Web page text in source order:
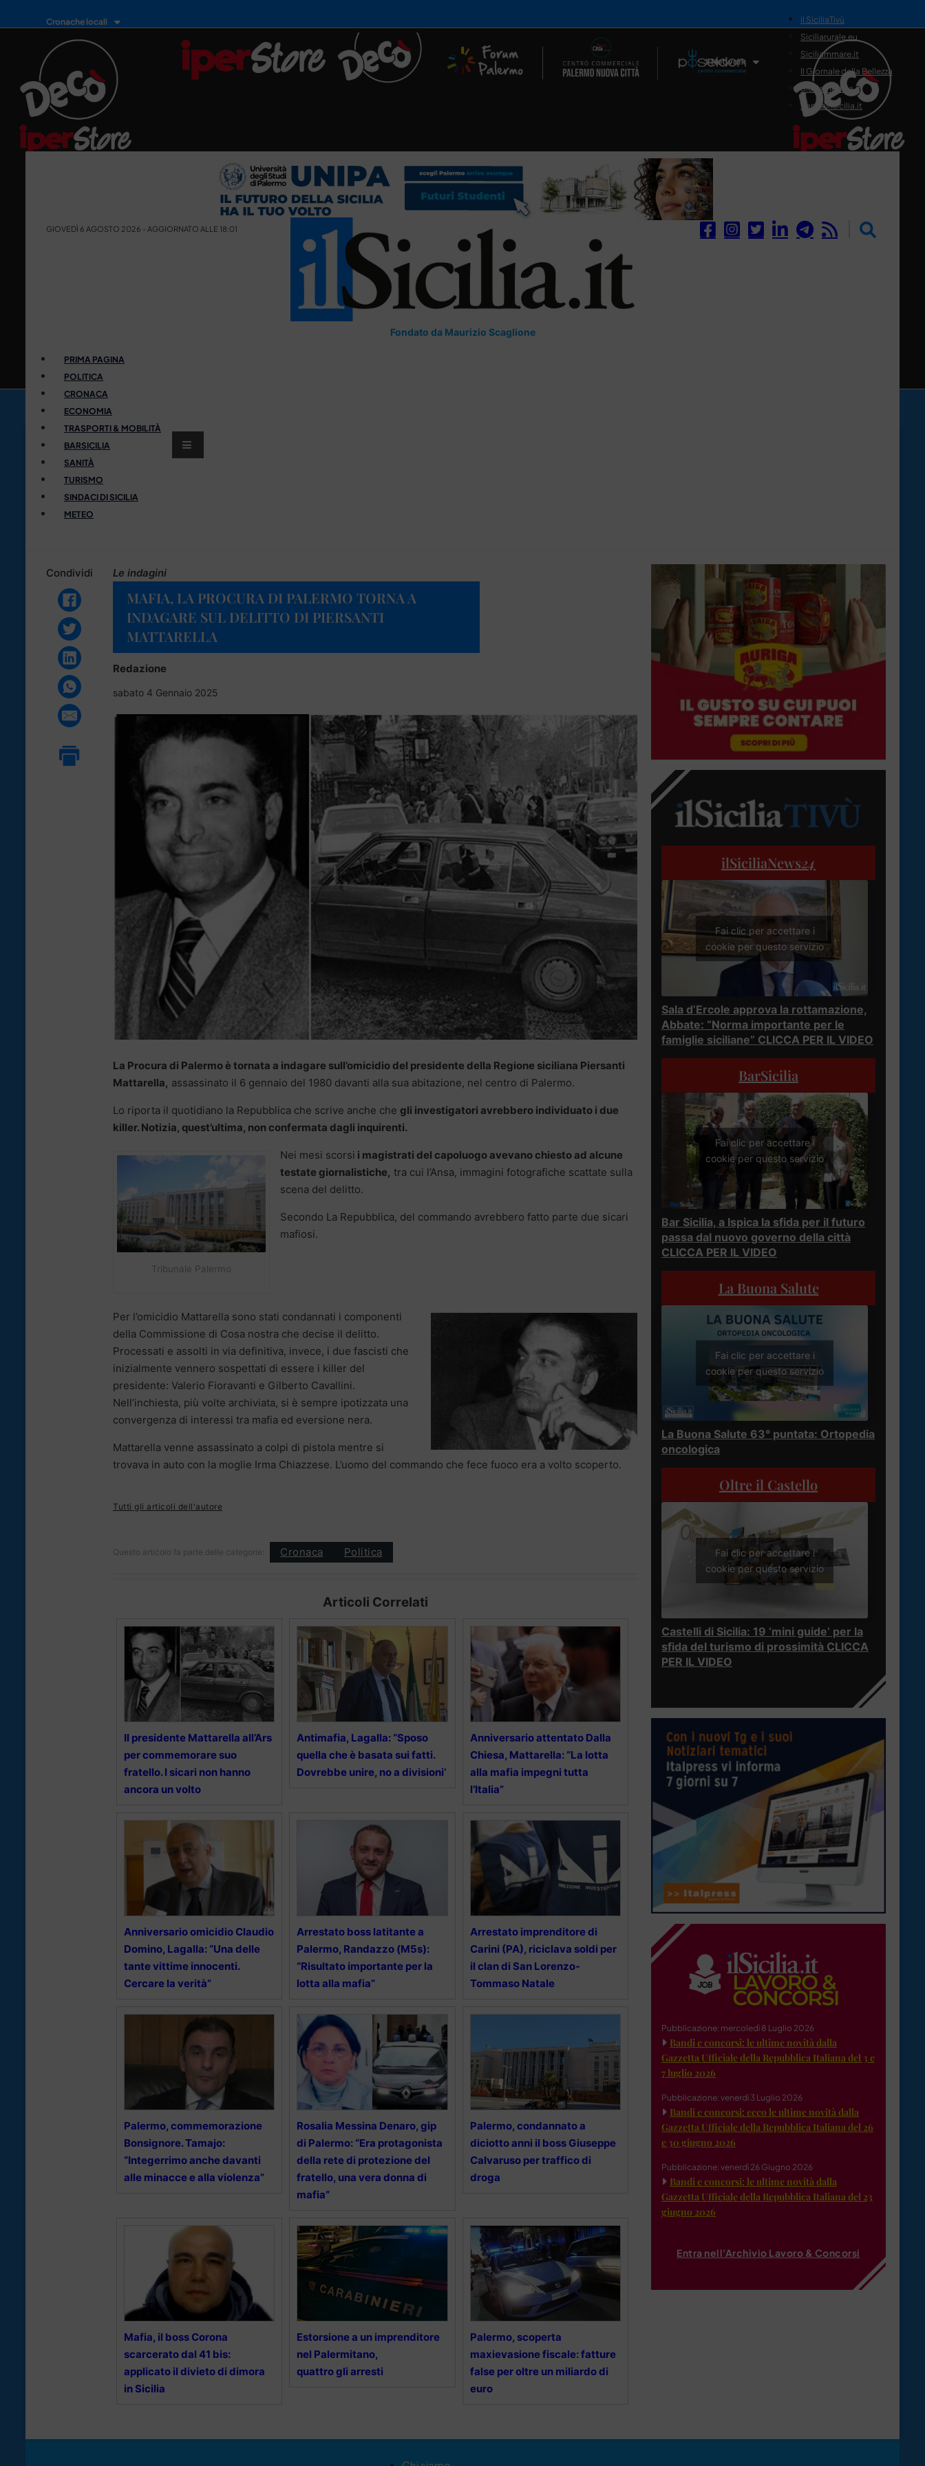
Cronache locali
Il Network
il SiciliaTivù
Siciliarurale.eu
Siciliammare.it
Il Giornale della Bellezza
Siciliamedica.it
Sanitainsicilia.it
GIOVEDÌ 6 AGOSTO 2026 - AGGIORNATO ALLE 18:01
Fondato da Maurizio Scaglione
PRIMA PAGINA
POLITICA
CRONACA
ECONOMIA
TRASPORTI & MOBILITÀ
BARSICILIA
SANITÀ
TURISMO
SINDACI DI SICILIA
METEO
Condividi Le indagini
MAFIA, LA PROCURA DI PALERMO TORNA A
INDAGARE SUL DELITTO DI PIERSANTI
MATTARELLA
Redazione
sabato 4 Gennaio 2025
La Procura di Palermo è tornata a indagare sull’omicidio del presidente della Regione siciliana Piersanti
Mattarella, assassinato il 6 gennaio del 1980 davanti alla sua abitazione, nel centro di Palermo.
Lo riporta il quotidiano la Repubblica che scrive anche che gli investigatori avrebbero individuato i due
killer. Notizia, quest’ultima, non confermata dagli inquirenti.
Tribunale Palermo
Nei mesi scorsi i magistrati del capoluogo avevano chiesto ad alcune
testate giornalistiche, tra cui l’Ansa, immagini fotografiche scattate sulla
scena del delitto.
Secondo La Repubblica, del commando avrebbero fatto parte due sicari
mafiosi.
Per l’omicidio Mattarella sono stati condannati i componenti
della Commissione di Cosa nostra che decise il delitto.
Processati e assolti in via definitiva, invece, i due fascisti che
inizialmente vennero sospettati di essere i killer del
presidente: Valerio Fioravanti e Gilberto Cavallini.
Nell’inchiesta, più volte archiviata, si è sempre ipotizzata una
convergenza di interessi tra mafia ed eversione nera.
Mattarella venne assassinato a colpi di pistola mentre si
trovava in auto con la moglie Irma Chiazzese. L’uomo del commando che fece fuoco era a volto scoperto.
Tutti gli articoli dell'autore
Questo articolo fa parte delle categorie: Cronaca Politica
Articoli Correlati
Il presidente Mattarella all’Ars
per commemorare suo
fratello. I sicari non hanno
ancora un volto
Antimafia, Lagalla: “Sposo
quella che è basata sui fatti.
Dovrebbe unire, no a divisioni’
Anniversario attentato Dalla
Chiesa, Mattarella: “La lotta
alla mafia impegni tutta
l’Italia”
Anniversario omicidio Claudio
Domino, Lagalla: “Una delle
tante vittime innocenti.
Cercare la verità”
Arrestato boss latitante a
Palermo, Randazzo (M5s):
“Risultato importante per la
lotta alla mafia”
Arrestato imprenditore di
Carini (PA), riciclava soldi per
il clan di San Lorenzo-
Tommaso Natale
Palermo, commemorazione
Bonsignore. Tamajo:
“Integerrimo anche davanti
alle minacce e alla violenza”
Rosalia Messina Denaro, gip
di Palermo: “Era protagonista
della rete di protezione del
fratello, una vera donna di
mafia”
Palermo, condannato a
diciotto anni il boss Giuseppe
Calvaruso per traffico di
droga
Mafia, il boss Corona
scarcerato dal 41 bis:
applicato il divieto di dimora
in Sicilia
Estorsione a un imprenditore
nel Palermitano,
quattro gli arresti
Palermo, scoperta
maxievasione fiscale: fatture
false per oltre un miliardo di
euro
ilSiciliaNews24
Fai clic per accettare i
cookie per questo servizio
Sala d’Ercole approva la rottamazione,
Abbate: “Norma importante per le
famiglie siciliane” CLICCA PER IL VIDEO
BarSicilia
Fai clic per accettare i
cookie per questo servizio
Bar Sicilia, a Ispica la sfida per il futuro
passa dal nuovo governo della città
CLICCA PER IL VIDEO
La Buona Salute
Fai clic per accettare i
cookie per questo servizio
La Buona Salute 63° puntata: Ortopedia
oncologica
Oltre il Castello
Fai clic per accettare i
cookie per questo servizio
Castelli di Sicilia: 19 ‘mini guide’ per la
sfida del turismo di prossimità CLICCA
PER IL VIDEO
Pubblicazione: mercoledì 8 Luglio 2026
Bandi e concorsi: le ultime novità dalla
Gazzetta Ufficiale della Repubblica Italiana del 3 e
7 luglio 2026
Pubblicazione: venerdì 3 Luglio 2026
Bandi e concorsi: ecco le ultime novità dalla
Gazzetta Ufficiale della Repubblica Italiana del 26
e 30 giugno 2026
Pubblicazione: venerdì 26 Giugno 2026
Bandi e concorsi: le ultime novità dalla
Gazzetta Ufficiale della Repubblica Italiana del 23
giugno 2026
Entra nell'Archivio Lavoro & Concorsi